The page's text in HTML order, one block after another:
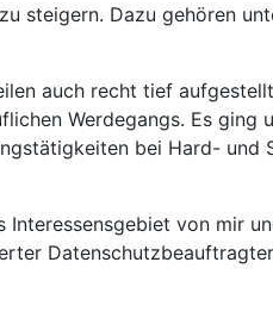
Dazu gehören
auch recht tief
Werdegangs. Es
bei Hard-
von mir